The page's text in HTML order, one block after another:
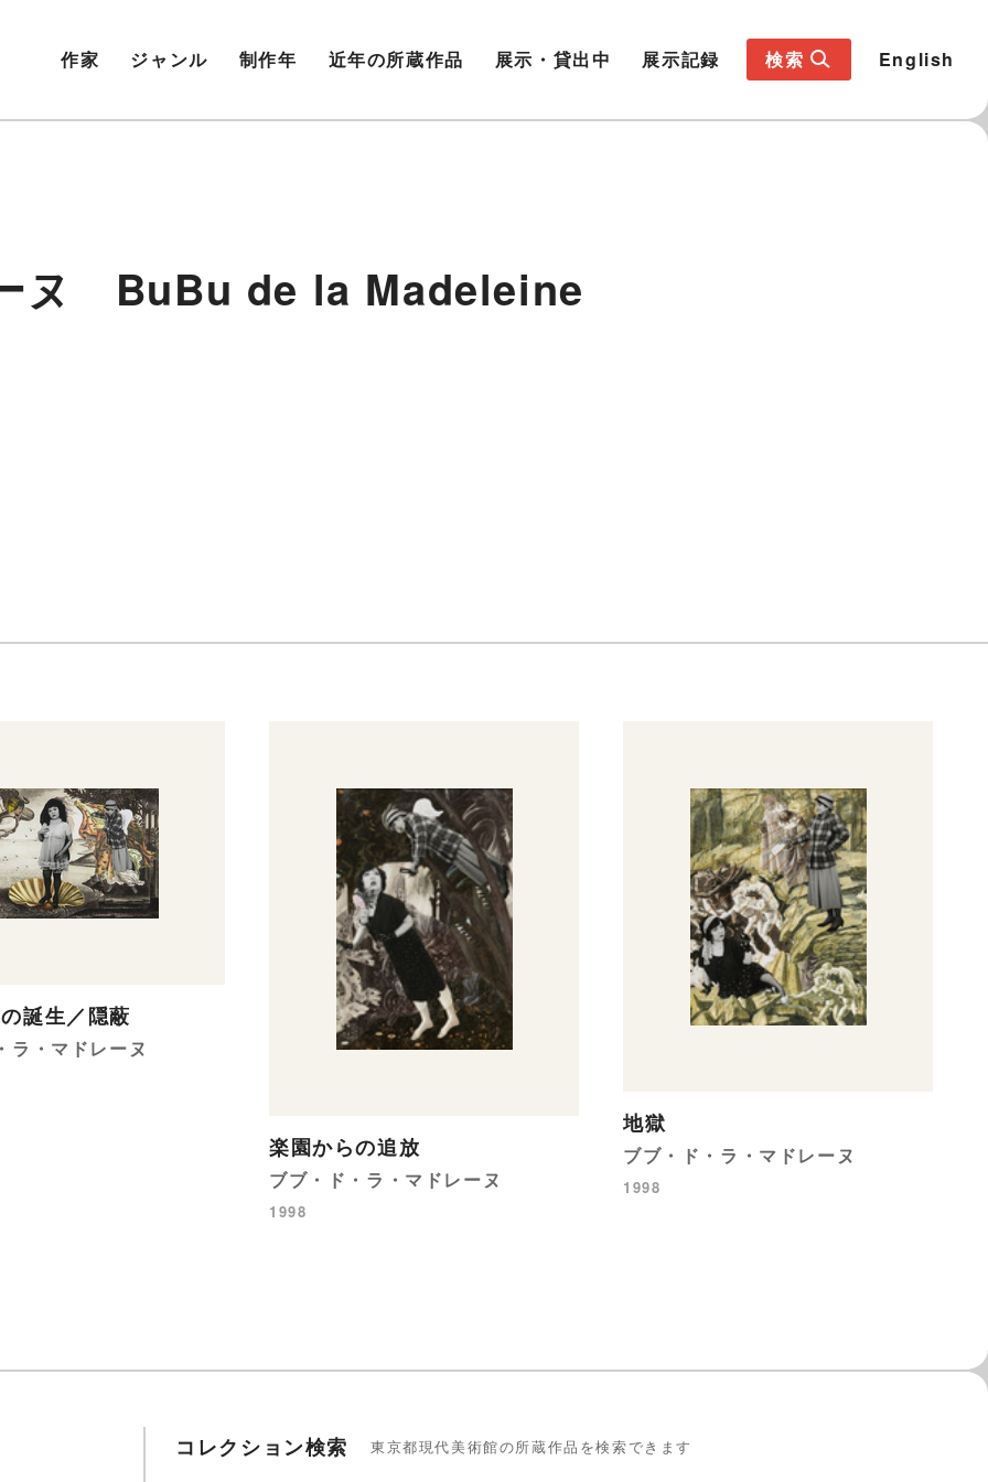
作家 ジャンル 制作年 近年の所蔵作品 展示・貸出中 展示記録 検索 English
ヌ BuBu de la Madeleine
誕生／隠蔽
ラ・マドレーヌ
楽園からの追放
ブブ・ド・ラ・マドレーヌ
1998
地獄
ブブ・ド・ラ・マドレーヌ
1998
コレクション検索 東京都現代美術館の所蔵作品を検索できます